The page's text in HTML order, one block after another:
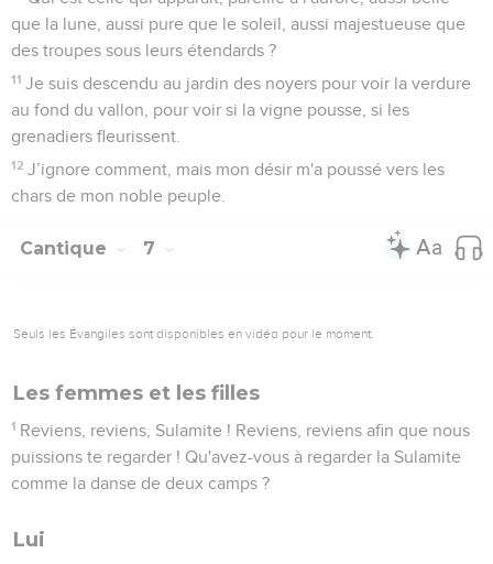
que la lune, aussi pure que le soleil, aussi majestueuse que
des troupes sous leurs étendards ?
11 Je suis descendu au jardin des noyers pour voir la verdure
au fond du vallon, pour voir si la vigne pousse, si les
grenadiers fleurissent.
12 J’ignore comment, mais mon désir m'a poussé vers les
chars de mon noble peuple.
Cantique 7
Seuls les Évangiles sont disponibles en vidéo pour le moment.
Les femmes et les filles
1 Reviens, reviens, Sulamite ! Reviens, reviens afin que nous
puissions te regarder ! Qu'avez-vous à regarder la Sulamite
comme la danse de deux camps ?
Lui